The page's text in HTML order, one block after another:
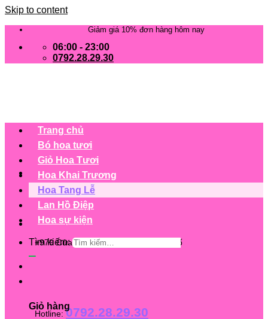
Skip to content
Giảm giá 10% đơn hàng hôm nay
06:00 - 23:00
0792.28.29.30
+979 Cửa hàng trên 63 tỉnh/ thành phố
Hotline:0792.28.29.30
Trang chủ
Bó hoa tươi
Giỏ Hoa Tươi
Hoa Khai Trương
Hoa Tang Lễ
Lan Hồ Điệp
Hoa sự kiện
Tìm kiếm:
Giỏ hàng